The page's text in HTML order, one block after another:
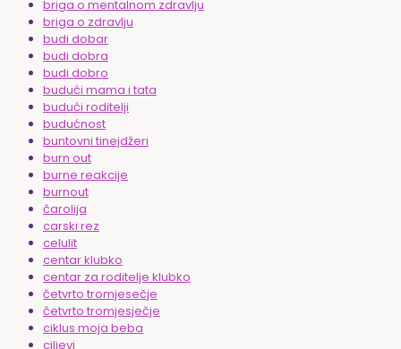
briga o mentalnom zdravlju
briga o zdravlju
budi dobar
budi dobra
budi dobro
budući mama i tata
budući roditelji
budućnost
buntovni tinejdžeri
burn out
burne reakcije
burnout
čarolija
carski rez
celulit
centar klubko
centar za roditelje klubko
četvrto tromjesečje
četvrto tromjesječje
ciklus moja beba
ciljevi